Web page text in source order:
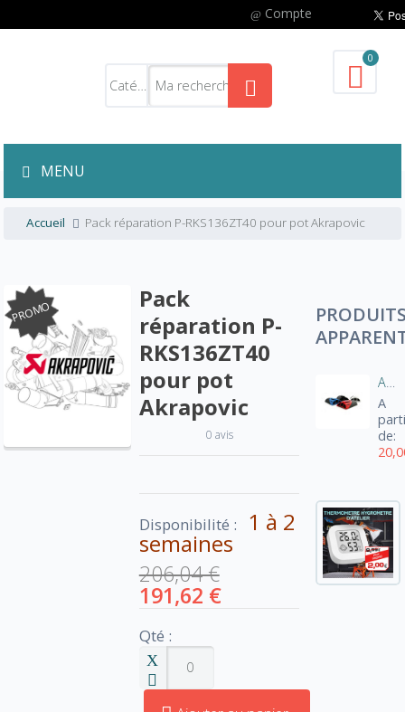
Compte
0
MENU
Accueil Pack réparation P-RKS136ZT40 pour pot Akrapovic
PROMO
Pack
réparation P-
RKS136ZT40
pour pot
Akrapovic
0 avis
Disponibilité : 1 à 2
semaines
206,04 €
191,62 €
Qté :
Aération manche blouson moto
A
de: